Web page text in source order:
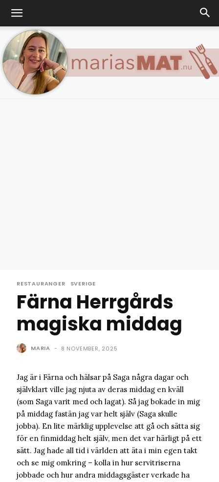
RESTAURANGER SVERIGE
Färna Herrgårds
magiska middag
MARIA - 8 NOVEMBER, 2025
Jag är i Färna och hälsar på Saga några dagar och
självklart ville jag njuta av deras middag en kväll
(som Saga varit med och lagat). Så jag bokade in mig
på middag fastän jag var helt själv (Saga skulle
jobba). En lite märklig upplevelse att gå och sätta sig
för en finmiddag helt själv, men det var härligt på ett
sätt. Jag hade all tid i världen att äta i min egen takt
och se mig omkring – kolla in hur servitriserna
jobbade och hur andra middagsgäster verkade ha